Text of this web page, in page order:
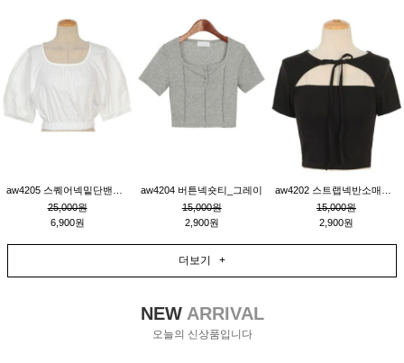
25,000원
6,900원
aw4204 버튼넥숏티_그레이
15,000원
2,900원
15,000원
2,900원
더보기 +
NEWARRIVAL
오늘의 신상품입니다